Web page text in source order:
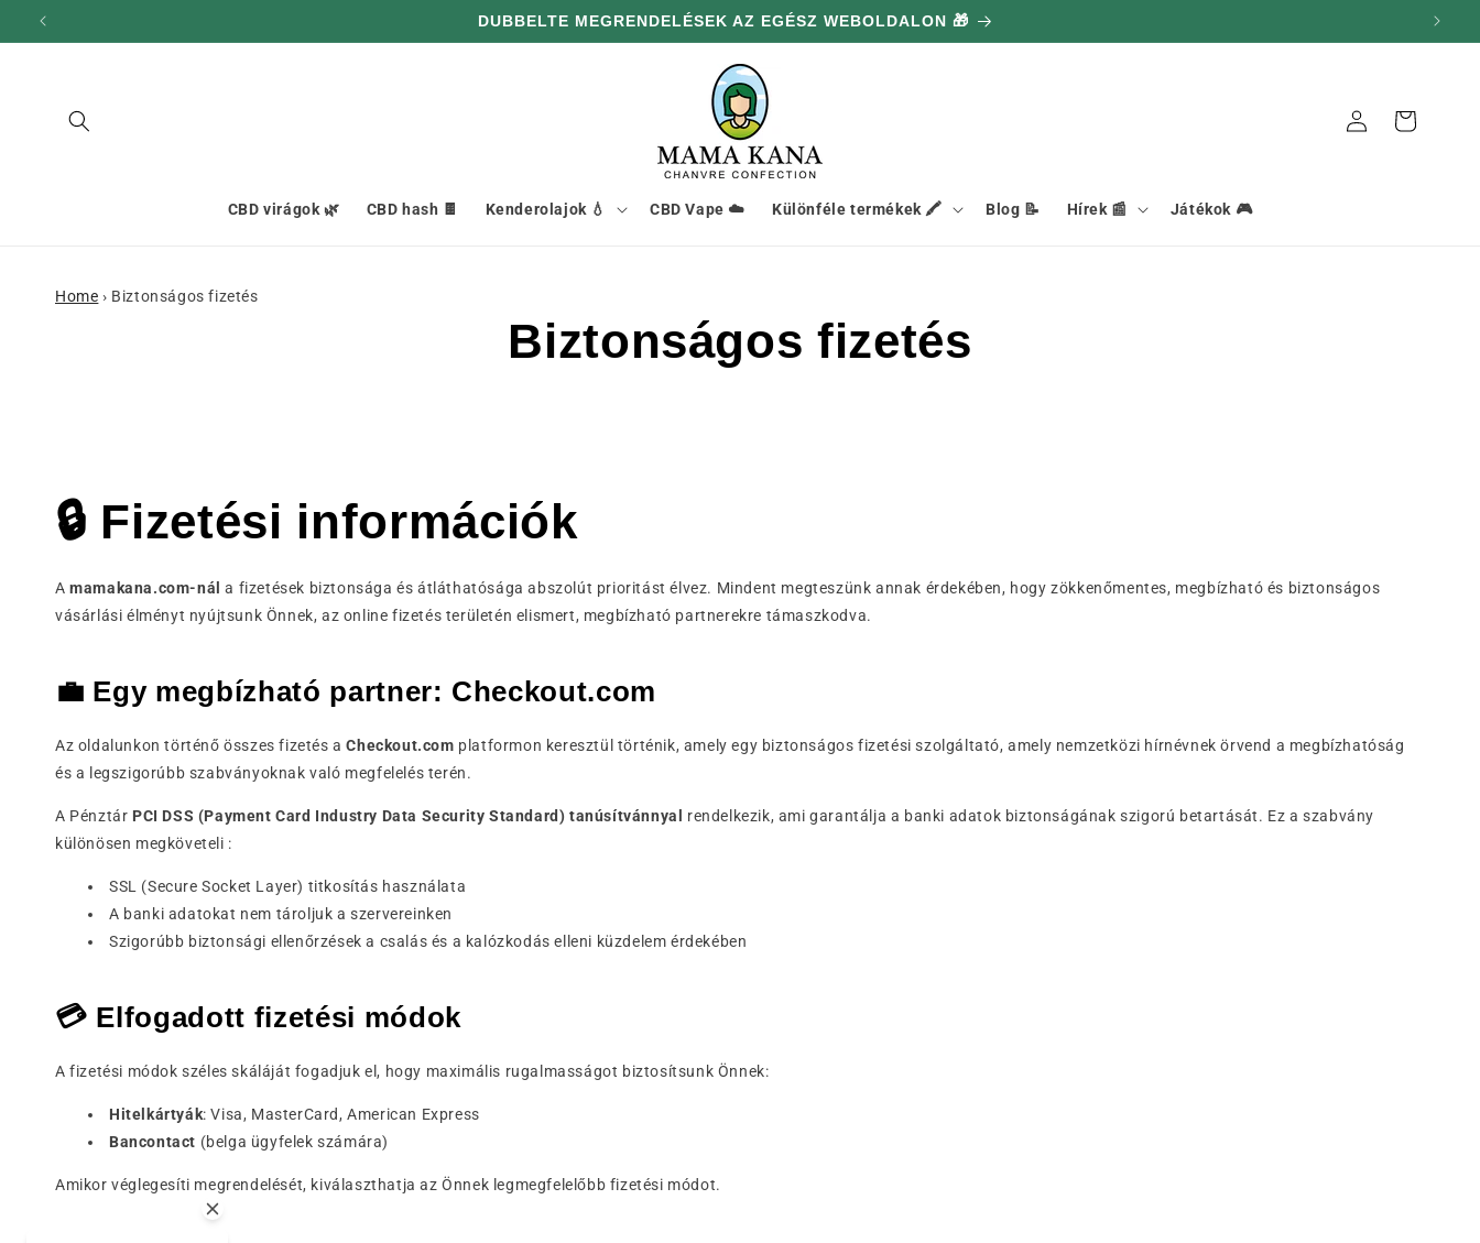
hagyni és
DUBBELTE MEGRENDELÉSEK AZ EGÉSZ WEBOLDALON 🎁
CBD virágok 🌿 CBD hash 🍫 Kenderolajok 💧 CBD Vape ☁️ Különféle termékek 🖍️ Blog 📝 Hírek 📰 Játékok 🎮
Kapcsolat Kosár
Home › Biztonságos fizetés
Biztonságos fizetés
🔒 Fizetési információk
Amamakana.com-nál a fizetések biztonsága és átláthatósága abszolút prioritást élvez. Mindent megteszünk annak érdekében, hogy zökkenőmentes, megbízható és biztonságos
vásárlási élményt nyújtsunk Önnek, az online fizetés területén elismert, megbízható partnerekre támaszkodva.
💼 Egy megbízható partner: Checkout.com
Az oldalunkon történő összes fizetés aCheckout.com platformon keresztül történik, amely egy biztonságos fizetési szolgáltató, amely nemzetközi hírnévnek örvend a megbízhatóság
és a legszigorúbb szabványoknak való megfelelés terén.
A Pénztár PCI DSS (Payment Card Industry Data Security Standard) tanúsítvánnyal
rendelkezik, ami garantálja a banki adatok biztonságának szigorú betartását. Ez a szabvány
különösen megköveteli :
SSL (Secure Socket Layer) titkosítás használata
A banki adatokat nem tároljuk a szervereinken
Szigorúbb biztonsági ellenőrzések a csalás és a kalózkodás elleni küzdelem érdekében
💳 Elfogadott fizetési módok
A fizetési módok széles skáláját fogadjuk el, hogy maximális rugalmasságot biztosítsunk Önnek:
Hitelkártyák: Visa, MasterCard, American Express
Bancontact (belga ügyfelek számára)
Amikor véglegesíti megrendelését, kiválaszthatja az Önnek legmegfelelőbb fizetési módot.